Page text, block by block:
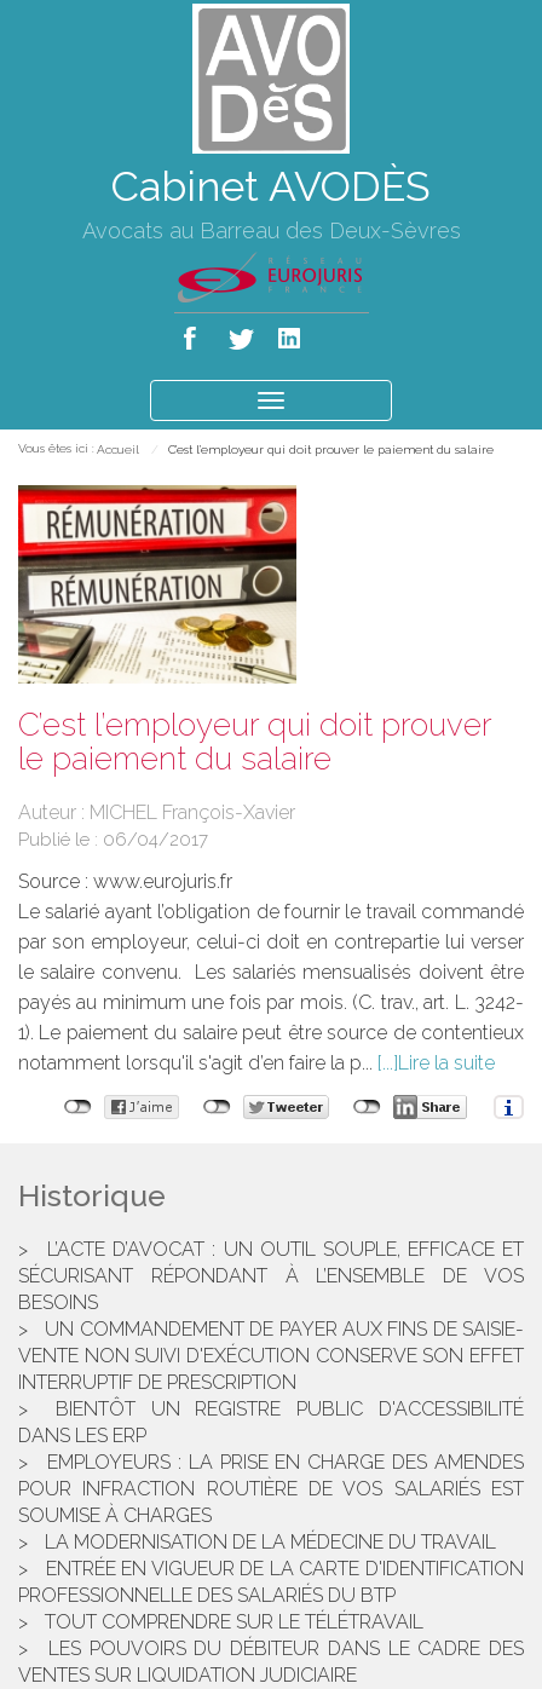
Cabinet AVODÈS
Avocats au Barreau des Deux-Sèvres
le
Vous êtes ici : Accueil C’est l’employeur qui doit prouver le paiement du salaire
C’est l’employeur qui doit prouver
le paiement du salaire
Auteur : MICHEL François-Xavier
Publié le : 06/04/2017
Source : www.eurojuris.fr
Le salarié ayant l’obligation de fournir le travail commandé
par son employeur, celui-ci doit en contrepartie lui verser
le salaire convenu. Les salariés mensualisés doivent être
payés au minimum une fois par mois. (C. trav., art. L. 3242-
1). Le paiement du salaire peut être source de contentieux
notamment lorsqu'il s'agit d’en faire la p...
Lire la suite
Historique
L’ACTE D’AVOCAT : UN OUTIL SOUPLE, EFFICACE ET
SÉCURISANT RÉPONDANT À L’ENSEMBLE DE VOS
BESOINS
UN COMMANDEMENT DE PAYER AUX FINS DE SAISIE-
VENTE NON SUIVI D'EXÉCUTION CONSERVE SON EFFET
INTERRUPTIF DE PRESCRIPTION
BIENTÔT UN REGISTRE PUBLIC D'ACCESSIBILITÉ
DANS LES ERP
EMPLOYEURS : LA PRISE EN CHARGE DES AMENDES
POUR INFRACTION ROUTIÈRE DE VOS SALARIÉS EST
SOUMISE À CHARGES
LA MODERNISATION DE LA MÉDECINE DU TRAVAIL
ENTRÉE EN VIGUEUR DE LA CARTE D'IDENTIFICATION
PROFESSIONNELLE DES SALARIÉS DU BTP
TOUT COMPRENDRE SUR LE TÉLÉTRAVAIL
LES POUVOIRS DU DÉBITEUR DANS LE CADRE DES
VENTES SUR LIQUIDATION JUDICIAIRE